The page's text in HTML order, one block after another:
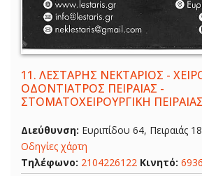
11. ΛΕΣΤΑΡΗΣ ΝΕΚΤΑΡΙΟΣ -
ΟΔΟΝΤΙΑΤΡΟΣ ΠΕΙΡΑΙΑΣ -
ΣΤΟΜΑΤΟΧΕΙΡΟΥΡΓΙΚΗ ΠΕΙΡΑΙΑΣ
Διεύθυνση: Ευριπίδου 64, Πειραιάς
Οδηγίες χάρτη
Τηλέφωνο: 2104226122 Κινητό: